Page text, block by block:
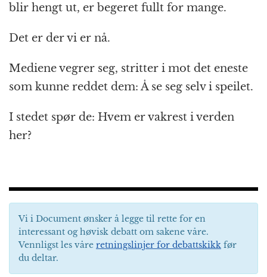
blir hengt ut, er begeret fullt for mange.
Det er der vi er nå.
Mediene vegrer seg, stritter i mot det eneste
som kunne reddet dem: Å se seg selv i speilet.
I stedet spør de: Hvem er vakrest i verden
her?
Vi i Document ønsker å legge til rette for en
interessant og høvisk debatt om sakene våre.
Vennligst les våre retningslinjer for debattskikk før
du deltar.